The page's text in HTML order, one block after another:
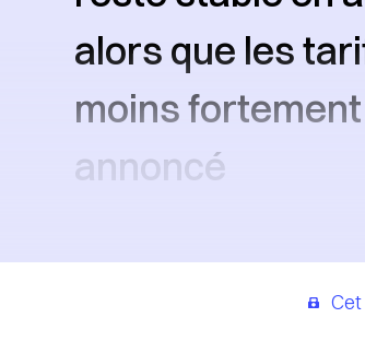
alors que les
moins
annoncé